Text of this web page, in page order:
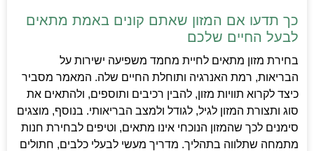
כך תדעו אם המזון שאתם קונים באמת מתאים
לבעל החיים שלכם
בחירת מזון מתאים לחיית מחמד משפיעה ישירות על
הבריאות, רמת האנרגיה ותוחלת החיים שלה. המאמר מסביר
כיצד לקרוא תוויות מזון, להבין רכיבים ותוספים, ולהתאים את
סוג ותצורת המזון לגיל, לגודל ולמצב הבריאותי. בנוסף, מוצגים
סימנים לכך שהמזון הנוכחי אינו מתאים, וטיפים לבחירת חנות
מתמחה שתלווה בתהליך. מדריך מעשי לבעלי כלבים, חתולים